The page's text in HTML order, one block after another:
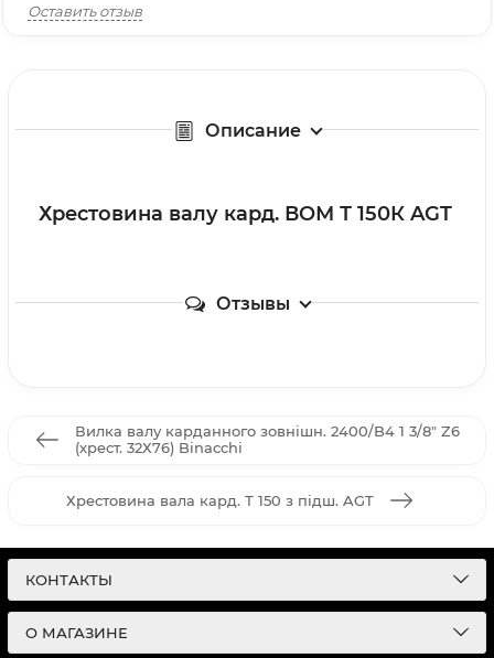
Оставить отзыв
Описание
Хрестовина валу кард. ВОМ Т 150К AGT
Отзывы
Вилка валу карданного зовнішн. 2400/B4 1 3/8" Z6
(хрест. 32Х76) Binacchi
Хрестовина вала кард. Т 150 з підш. AGT
КОНТАКТЫ
О МАГАЗИНЕ